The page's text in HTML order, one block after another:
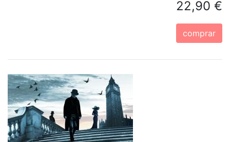
22,90 €
comprar